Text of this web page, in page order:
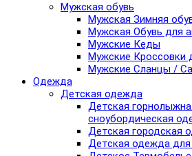
Мужская обувь
Мужская Зимняя
Мужская Обувь для
Мужские Кеды
Мужские Кроссовки
Мужские Сланцы /
Одежда
Детская одежда
Детская
сноубордическая
Детская городская
Детская одежда